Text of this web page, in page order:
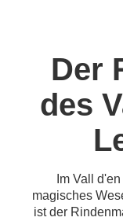
Der
des
Im Vall
magisches
ist der